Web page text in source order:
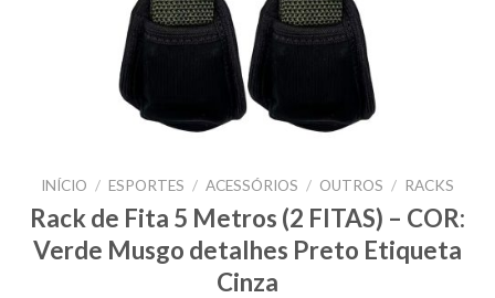
INÍCIO / ESPORTES / ACESSÓRIOS / OUTROS / RACKS
Rack de Fita 5 Metros (2 FITAS) – COR:
Verde Musgo detalhes Preto Etiqueta
Cinza